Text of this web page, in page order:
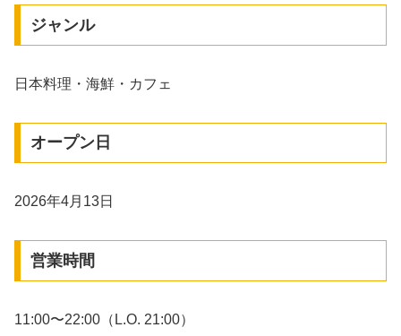
ジャンル
日本料理・海鮮・カフェ
オープン日
2026年4月13日
営業時間
11:00〜22:00（L.O. 21:00）